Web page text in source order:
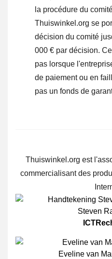
la procédure du
Thuiswinkel.org se
décision du comité
000 € par décision.
pas lorsque
de paiement ou en
pas un fonds de
Thuiswinkel.org est
commercialisant des
Steven
Eveline van